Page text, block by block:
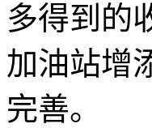
多得到的
加油站增
完善。